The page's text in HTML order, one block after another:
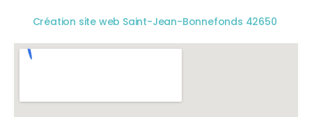
Création site web Saint-Jean-Bonnefonds 42650